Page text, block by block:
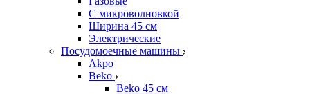
С микроволновкой
Ширина 45 см
Электрические
Посудомоечные машины
Akpo
Beko
Beko 45 см